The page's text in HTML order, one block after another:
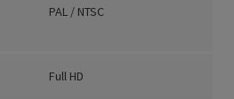
PAL / NTSC
Full HD